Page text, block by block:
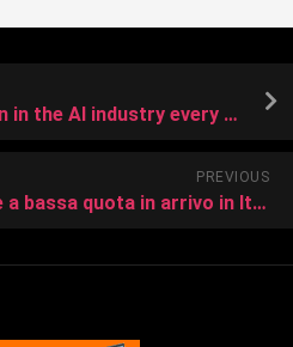
“To invest 1.2 trillion won in the AI industry every year for 3 years…”Cooperation with Trump”
PREVIOUS
Freddo intenso e neve a bassa quota in arrivo in Italia